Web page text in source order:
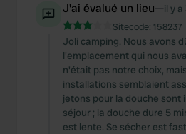
J'ai évalué un lieu—il y
Sitecode: 158237
Joli camping. Nous avons
l'emplacement qui nous
n'était pas notre choix,
installations semblaient
jetons pour la douche sont
séjour ; la douche dure 5
est lente. Se sécher est